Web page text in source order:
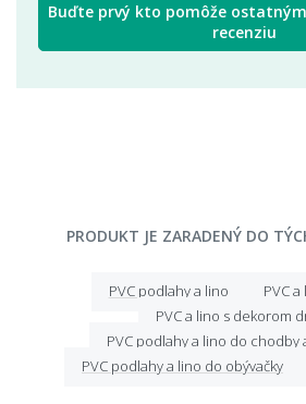
Buďte prvý kto pomôže
recenziu
PRODUKT JE ZARADENÝ DO
PVC podlahy a lino
PVC
PVC a lino s dekorom
PVC podlahy a lino do chodby
PVC podlahy a lino do obývačky